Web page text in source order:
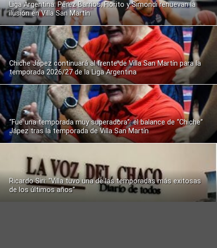
Liga Argentina: Pérez Barrios, Florito y Simondi renuevan la
ilusión en Villa San Martín
Chiche Jápez continuará al frente de Villa San Martín para la
temporada 2026/27 de la Liga Argentina
“Fue una temporada muy superadora”: el balance de “Chiche”
Jápez tras la temporada de Villa San Martín
Ricardo Siri: “Villa tuvo una de las temporadas más exitosas
de los últimos años”